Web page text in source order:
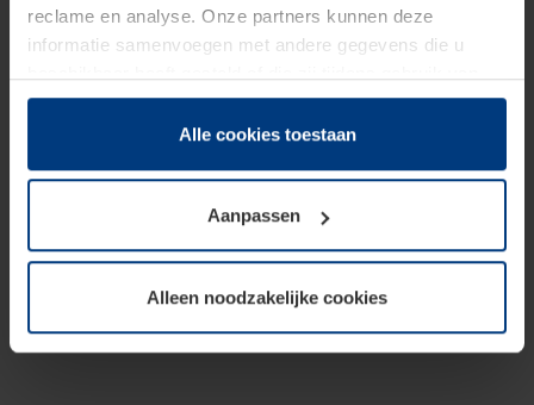
reclame en analyse. Onze partners kunnen deze
informatie samenvoegen met andere gegevens die u
hun diensten hebben verzameld.
Juridisch hebben wij het recht om cookies op uw
van deze pagina's absoluut vereist is. Voor alle andere
soorten cookies is uw toestemming benodigd. Uw
toestemming kunt u op elk moment bij de uitleg van de
wijzigen of herroepen.
Alle cookies toestaan
Aanpassen
Alleen noodzakelijke cookies